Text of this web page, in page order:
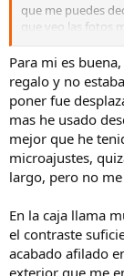
que me puedes
que veo las fotos
tomaron la foto en
pesar del ángulo
Para mi es
regalo y no
poner fue
mas he usado
mejor que he
microajustes,
largo, pero no
En la caja llama
el contraste
acabado afilado